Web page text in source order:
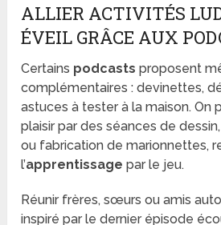
ALLIER ACTIVITÉS
ÉVEIL GRÂCE AUX
Certains podcasts proposent
complémentaires : devinettes,
astuces à tester à la maison. On
plaisir par des séances de
ou fabrication de marionnettes,
l’apprentissage par le jeu.
Réunir frères, sœurs ou amis
inspiré par le dernier épisode